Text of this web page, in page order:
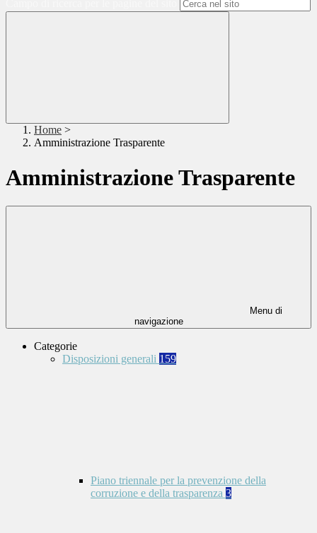
Home >
Amministrazione Trasparente
Amministrazione Trasparente
Menu di
navigazione
Categorie
Disposizioni generali 159
Piano triennale per la prevenzione della
corruzione e della trasparenza 3